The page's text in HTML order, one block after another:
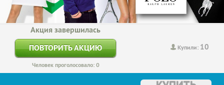
Купили: 10
Акция завершилась
ПОВТОРИТЬ АКЦИЮ
Человек проголосовало: 0